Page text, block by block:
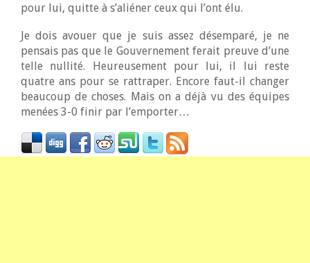
pour lui, quitte à s’aliéner ceux qui l’ont élu.
Je dois avouer que je suis assez désemparé, je ne
pensais pas que le Gouvernement ferait preuve d’une
telle nullité. Heureusement pour lui, il lui reste
quatre ans pour se rattraper. Encore faut-il changer
beaucoup de choses. Mais on a déjà vu des équipes
menées 3-0 finir par l’emporter…